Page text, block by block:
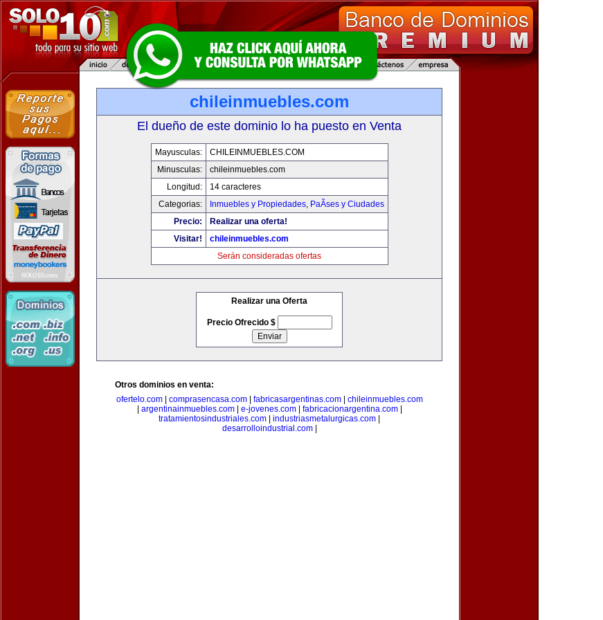
chileinmuebles.com
El dueño de este dominio lo ha puesto en Venta
Mayusculas:
CHILEINMUEBLES.COM
Minusculas:
chileinmuebles.com
Longitud:
14 caracteres
Categorias:
Inmuebles y Propiedades, PaÃ­ses y Ciudades
Precio:
Realizar una oferta!
Visitar!
chileinmuebles.com
Serán consideradas ofertas
Realizar una Oferta
Precio Ofrecido $
Otros dominios en venta:
ofertelo.com| comprasencasa.com| fabricasargentinas.com| chileinmuebles.com
argentinainmuebles.com| e-jovenes.com| fabricacionargentina.com|
tratamientosindustriales.com
industriasmetalurgicas.com
desarrolloindustrial.com|